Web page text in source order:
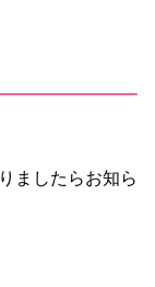
ましたらお知ら